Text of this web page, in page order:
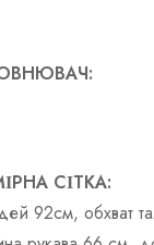
СІТКА:
92см, обхват